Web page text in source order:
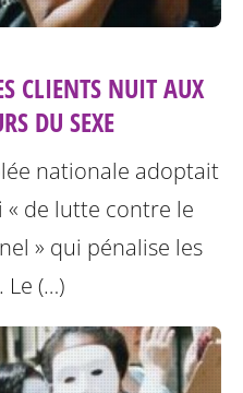
CLIENTS NUIT AUX
DU SEXE
nationale adoptait
de lutte contre le
» qui pénalise les
Le (…)